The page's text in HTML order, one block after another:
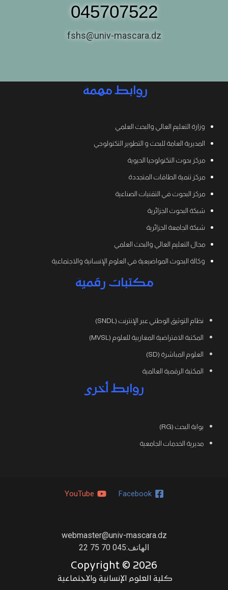
045707522
fshs@univ-mascara.dz
روابط مهمة
وزارة التعليم العالي والبحث العلمي
المديرية العامة للبحث و التطوير التكنولوجي
مركز بحوث التكنولوجيا الحيوية
مركز تنمية الطاقات المتجددة
مركز البحوث في التقنيات الصناعية
شبكة البحوث الجزائرية
شبكة الجامعة الجزائرية
مجال التعليم العالي والبحث العلمي
وكالة البحوث المواضيعية في العلوم الإنسانية والاجتماعية
مكتبات رقمية
نظام التوثيق الوطني عبر الإنترنت (SNDL)
المكتبة الافتراضية المغاربية للعلوم (MVSL)
العلوم المباشرة (SD)
المكتبة الرقمية العالمية
روابط أخرى
بوابة البحث (RG)
مديرية الخدمات الجامعية
Facebook
YouTube
webmaster@univ-mascara.dz
الهاتف:045 70 75 22
Copyright © 2026
كلية العلوم الإنسانية والاجتماعية